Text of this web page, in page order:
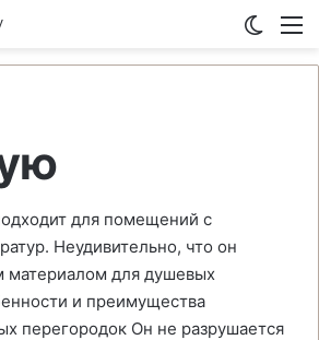
для помещений с
Неудивительно, что он
материалом для душевых
и преимущества
перегородок Он не разрушается